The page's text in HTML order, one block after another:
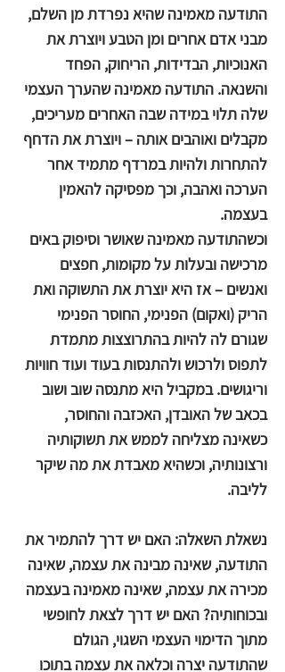
התודעה מאמינה שהיא נפרדת מן השלם,
מבני אדם אחרים ומן הטבע ויוצרת את
האנוכיות, הבדידות, הריחוק, הפחד
והשנאה. התודעה מאמינה שהערך העצמי
שלה תלוי במידה שבה האחרים מעריכים,
מקבלים ואוהבים אותה – ויוצרת את הדחף
להתחרות ולהיות במרדף מתמיד אחר
הערכה ואהבה, וכך מפסיקה להאמין
בעצמה.
וכשהתודעה מאמינה שאושר וסיפוק באים
מרכישה ובעלות על מקומות, חפצים
ואנשים – אז היא יוצרת את התשוקה ואת
הריק (ואקום) הפנימי, החוסר הפנימי
שגורם לה להיות בהתרוצצות מתמדת
לתפוס ולרכוש ולהתנסות בעוד ועוד חוויות
וריגושים. במקביל היא מתנסה שוב ושוב
בכאב של האובדן, האכזבה והחוסר,
כשאינה מצליחה לממש את תשוקותיה
ורצונותיה, וכשהיא מאבדת את מה שיקר
לליבה.
נשאלת השאלה: האם יש דרך להתמיר את
התודעה, שאינה מבינה את עצמה, שאינה
מכירה את עצמה, שאינה מאמינה בעצמה
ובכוחותיה? האם יש דרך לצאת לחופשי
מתוך הדימוי העצמי השגוי, הגולם
שהתודעה יצרה וכלאה את עצמה בתוכו